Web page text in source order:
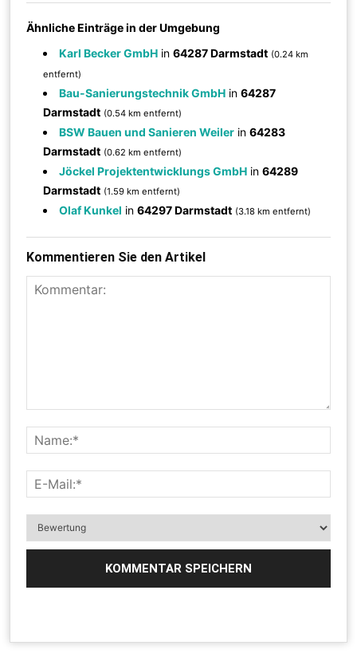
Ähnliche Einträge in der Umgebung
Karl Becker GmbH in64287 Darmstadt (0.24 km
entfernt)
Bau-Sanierungstechnik GmbH in64287
Darmstadt (0.54 km entfernt)
BSW Bauen und Sanieren Weiler in64283
Darmstadt (0.62 km entfernt)
Jöckel Projektentwicklungs GmbH in64289
Darmstadt (1.59 km entfernt)
Olaf Kunkel in64297 Darmstadt (3.18 km entfernt)
Kommentieren Sie den Artikel